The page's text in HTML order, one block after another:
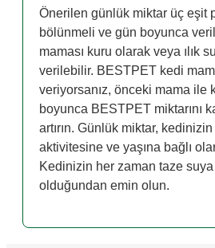
Önerilen günlük miktar üç eşit
bölünmeli ve gün boyunca
maması kuru olarak veya ılık
verilebilir. BESTPET kedi
veriyorsanız, önceki mama ile
boyunca BESTPET miktarını
artırın. Günlük miktar,
aktivitesine ve yaşına bağlı
Kedinizin her zaman taze
olduğundan emin olun.